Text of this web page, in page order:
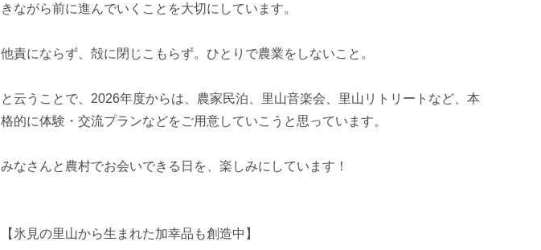
きながら前に進んでいくことを大切にしています。
他責にならず、殻に閉じこもらず。ひとりで農業をしないこと。
と云うことで、2026年度からは、農家民泊、里山音楽会、里山リトリートなど、本
格的に体験・交流プランなどをご用意していこうと思っています。
みなさんと農村でお会いできる日を、楽しみにしています！
【氷見の里山から生まれた加幸品も創造中】